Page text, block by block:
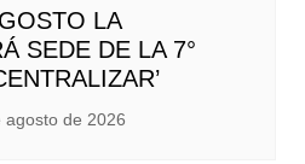
LA
SEDE DE LA 7°
agosto de 2026